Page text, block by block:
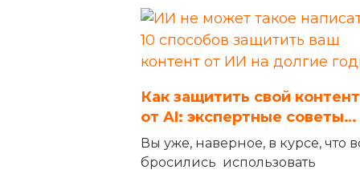
Как защитить свой контент
от AI: экспертные советы…
Вы уже, наверное, в курсе, что
бросились использовать